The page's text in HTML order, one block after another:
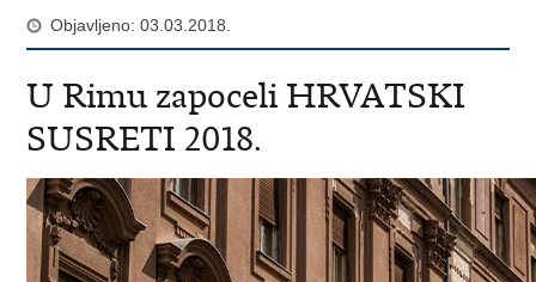
Objavljeno: 03.03.2018.
U Rimu zapoceli HRVATSKI
SUSRETI 2018.